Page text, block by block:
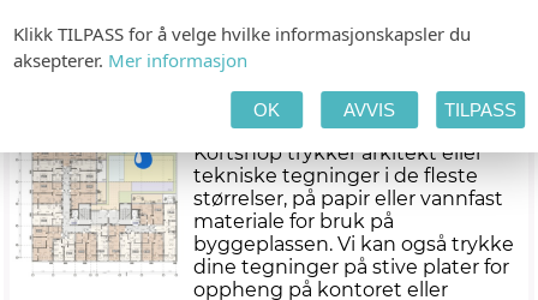
valgfri silkematt eller helmatt
finish, eller et eksklusivt spesialpapir. Våre diplomer
gir en elegant avslutning på ethvert arrangement.
Tekniske tegninger
Kortshop trykker arkitekt eller
tekniske tegninger i de fleste
størrelser, på papir eller vannfast
materiale for bruk på
byggeplassen. Vi kan også trykke
dine tegninger på stive plater for
oppheng på kontoret eller
Klikk TILPASS for å velge hvilke informasjonskapsler du
aksepterer. Mer informasjon
OK AVVIS TILPASS